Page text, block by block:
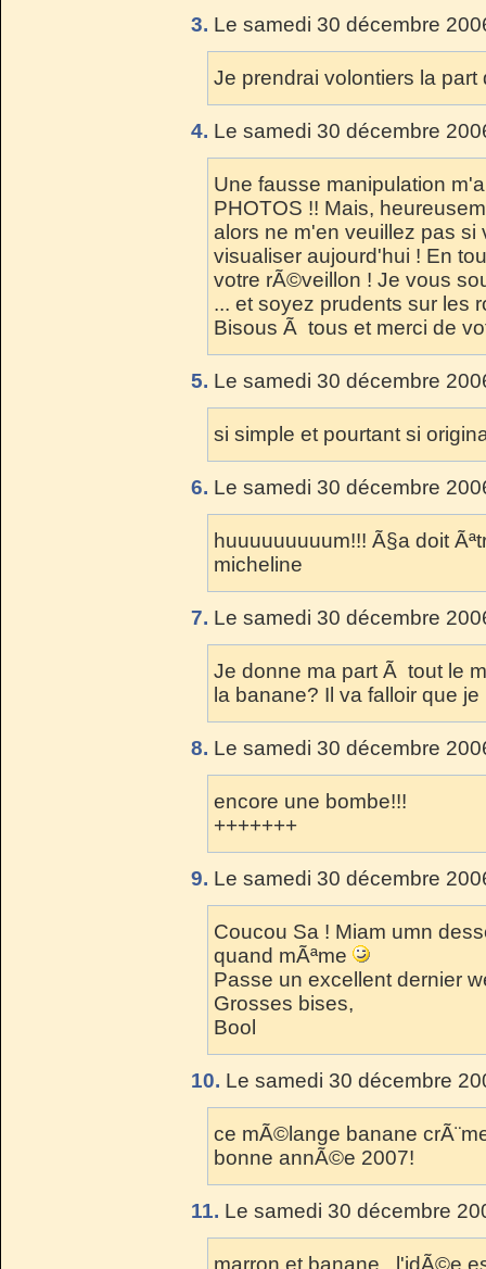
3. Le samedi 30 décembre
Je prendrai volontiers la part
4. Le samedi 30 décembre
Une fausse manipulation
PHOTOS !! Mais,
alors ne m'en veuillez pas
visualiser aujourd'hui ! En
votre rÃ©veillon ! Je vous
... et soyez prudents sur les
Bisous Ã tous et merci de
5. Le samedi 30 décembre
si simple et pourtant si
6. Le samedi 30 décembre
huuuuuuuuum!!! Ã§a doit
micheline
7. Le samedi 30 décembre
Je donne ma part Ã tout le
la banane? Il va falloir que
8. Le samedi 30 décembre
encore une bombe!!!
+++++++
9. Le samedi 30 décembre
Coucou Sa ! Miam umn
quand mÃªme
Passe un excellent dernier
Grosses bises,
Bool
10. Le samedi 30 décembre
ce mÃ©lange banane
bonne annÃ©e 2007!
11. Le samedi 30 décembre
marron et banane...l'idÃ©e